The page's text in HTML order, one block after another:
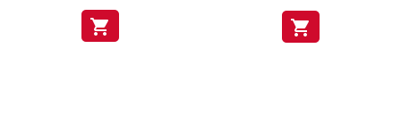
shopping_cart shopping_cart